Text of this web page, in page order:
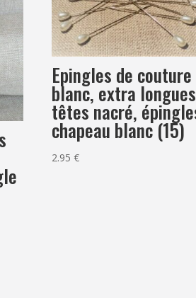
Epingles de couture
blanc, extra longues
têtes nacré,
chapeau blanc (15)
2.95€